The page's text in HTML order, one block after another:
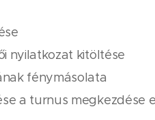
nyilatkozat kitöltése
fénymásolata
a turnus megkezdése